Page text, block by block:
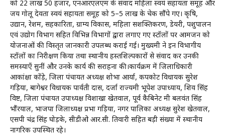
को ₹22 लाख 50 हजार, एनआरएलएम के संवाद महिला स्वयं सहायता समूह और
जय गोलू देवता स्वयं सहायता समूह को ₹5–5 लाख के चेक सौंपे गए। कृषि,
उद्यान, रेशम, सहकारिता, ग्राम्य विकास, महिला सशक्तिकरण, डेयरी, पशुपालन
एवं उद्योग विभाग सहित विभिन्न विभागों द्वारा लगाए गए स्टॉलों पर आमजन को
योजनाओं की विस्तृत जानकारी उपलब्ध कराई गई। मुख्यमंत्री ने इन विभागीय
स्टॉलों का निरीक्षण किया तथा स्थानीय हस्तशिल्पकारों से संवाद कर उनकी
समस्याएँ सुनीं और उनके कार्य की सराहना की।कार्यक्रम में जिलाधिकारी
आकांक्षा कोंड़े, जिला पंचायत अध्यक्ष शोभा आर्या, कपकोट विधायक सुरेश
गड़िया, बागेश्वर विधायक पार्वती दास, दर्जा राज्यमंत्री भूपेश उपाध्याय, शिव सिंह
विष्ट, जिला पंचायत उपाध्यक्ष विशाखा खेतवाल, पूर्व कैबिनेट मंत्री बलवंत सिंह
भौंरयाल, भाजपा जिलाध्यक्ष प्रभा गड़िया, नगर पालिका अध्यक्ष सुरेश खेतवाल,
एसपी चंद्र सिंह घोड़के, सीडीओ आर.सी. तिवारी सहित बड़ी संख्या में स्थानीय
नागरिक उपस्थित रहे।